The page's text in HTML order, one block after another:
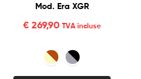
Mod. Era XGR
€ 269,90 TVA incluse